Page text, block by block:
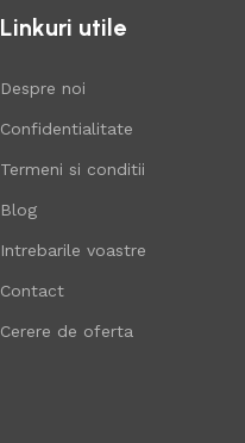
Linkuri utile
Despre noi
Confidentialitate
Termeni si conditii
Blog
Intrebarile voastre
Contact
Cerere de oferta